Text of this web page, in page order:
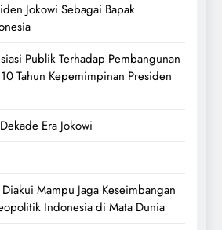
Jokowi Sebagai Bapak
Publik Terhadap Pembangunan
Tahun Kepemimpinan Presiden
Era Jokowi
Mampu Jaga Keseimbangan
Indonesia di Mata Dunia